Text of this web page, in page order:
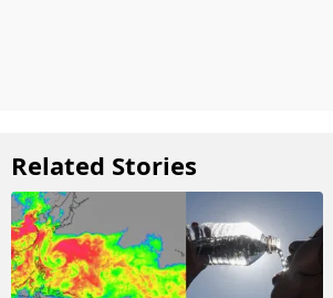
Related Stories